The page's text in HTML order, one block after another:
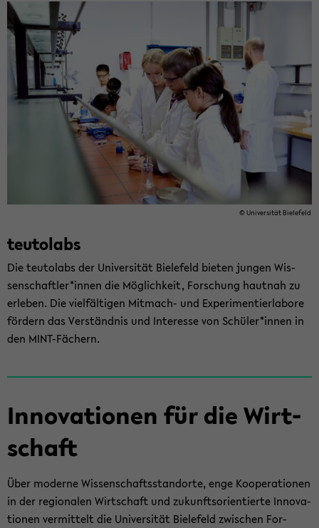
© Uni­ver­si­tät Bie­le­feld
teu­tol­abs
Die teu­tol­abs der Uni­ver­si­tät Bie­le­feld bie­ten jun­gen Wis­
sen­schaft­ler*innen die Mög­lich­keit, For­schung haut­nah zu
er­le­ben. Die viel­fäl­ti­gen Mitmach-​ und Ex­pe­ri­men­tier­la­bo­re
för­dern das Ver­ständ­nis und In­ter­es­se von Schü­ler*innen in
den MINT-​Fächern.
In­no­va­tio­nen für die Wirt­
schaft
Über mo­der­ne Wis­sen­schafts­stand­or­te, enge Ko­ope­ra­tio­nen
in der re­gio­na­len Wirt­schaft und zu­kunfts­ori­en­tier­te In­no­va­
tio­nen ver­mit­telt die Uni­ver­si­tät Bie­le­feld zwi­schen For­